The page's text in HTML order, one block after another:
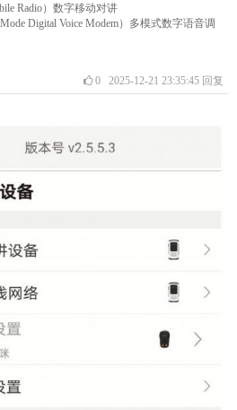
Radio）数字移动对讲
Digital Voice Modem）多模式数字语音调
02025-12-21 23:35:45 回复